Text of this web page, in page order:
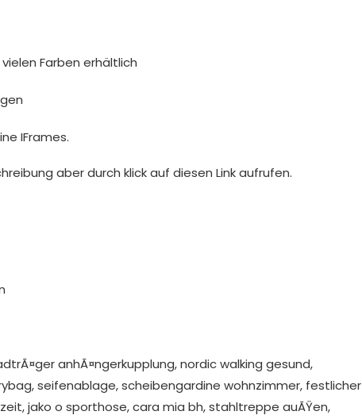
Farben erhältlich
IFrames.
aber durch klick auf diesen Link aufrufen.
anhÃ¤ngerkupplung, nordic walking gesund,
seifenablage, scheibengardine wohnzimmer, festlicher
jako o sporthose, cara mia bh, stahltreppe auÃŸen,